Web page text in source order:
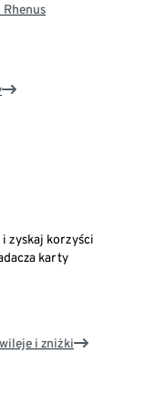
zyskaj korzyści
karty
i zniżki